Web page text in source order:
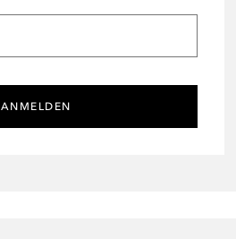
ANMELDEN